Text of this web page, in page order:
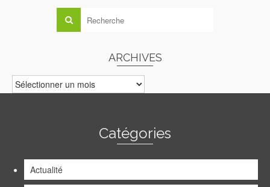
ARCHIVES
ARCHIVES
Catégories
Actualité